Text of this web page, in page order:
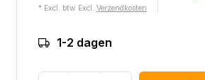
* Excl. btw Excl. Verzendkosten
1-2 dagen